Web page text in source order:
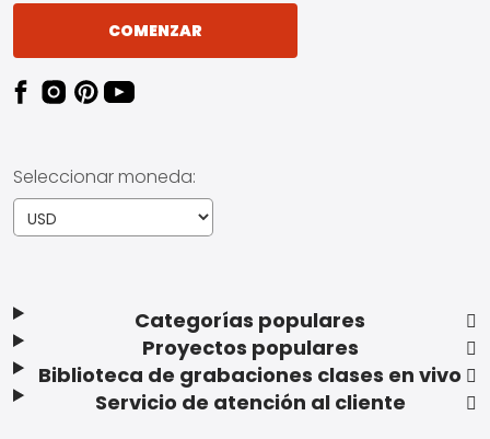
Categorías populares
Proyectos populares
Biblioteca de grabaciones clases en vivo
Servicio de atención al cliente
COMENZAR
Seleccionar moneda: